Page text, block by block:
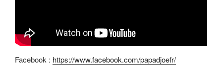
Facebook : https://www.facebook.com/papadjoefr/